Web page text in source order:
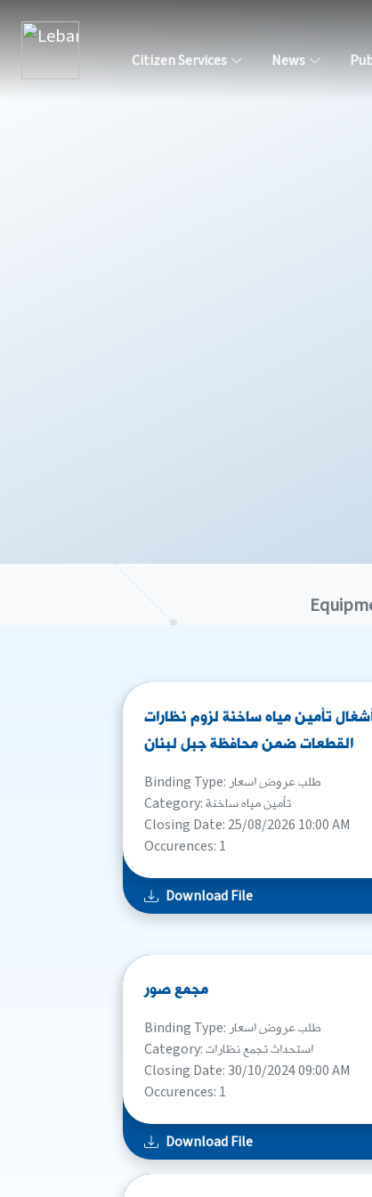
Citizen Services News
تأمين مياه ساخنة لزوم نظارات
القطعات ضمن محافظة جبل لبنان
Binding Type: طلب عروض اسعار
Category: تأمين مياه ساخنة
Closing Date: 25/08/2026 10:00 AM
Occurences: 1
Download File
مجمع صور
Binding Type: طلب عروض اسعار
Category: استحداث تجمع نظارات
Closing Date: 30/10/2024 09:00 AM
Occurences: 1
Download File